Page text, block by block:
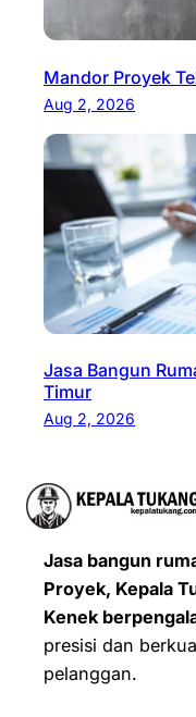
Mandor Proyek
Aug 2, 2026
Jasa Bangun
Timur
Aug 2, 2026
Jasa bangun
Proyek, Kepala
Kenek
presisi dan
pelanggan.